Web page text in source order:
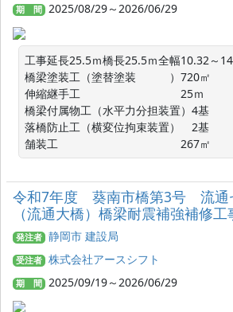
期 間 2025/08/29～2026/06/29
工事延長25.5ｍ橋長25.5ｍ全幅10.32～
橋梁塗装工（塗替塗装　　　）720㎡
伸縮継手工　　　　　　　　　25ｍ
橋梁付属物工（水平力分担装置）4基
落橋防止工（横変位拘束装置）　2基
舗装工　　　　　　　　　　　267㎡
令和7年度 葵南市橋第3号 流通
（流通大橋）橋梁耐震補強補修工
発注者 静岡市 建設局
受注者 株式会社アースシフト
期 間 2025/09/19～2026/06/29